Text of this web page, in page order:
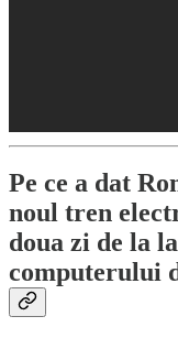
Pe ce a dat
noul tren
doua zi de la
computerului